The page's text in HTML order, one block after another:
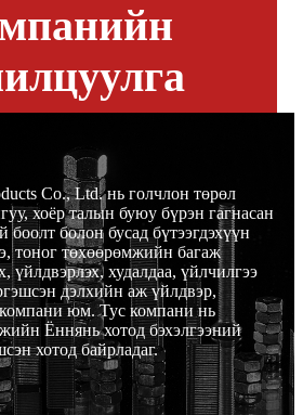
Co., Ltd. нь голчлон төрөл
хоёр талын буюу бүрэн гагнасан
болон бусад бүтээгдэхүүн
тоног төхөөрөмжийн багаж
үйлдвэрлэх, худалдаа, үйлчилгээ
дэлхийн аж үйлдвэр,
юм. Тус компани нь
Ённянь хотод бэхэлгээний
хотод байрладаг.